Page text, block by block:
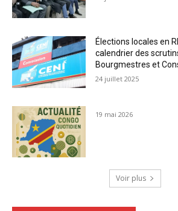
Élections locales en
calendrier des
Bourgmestres et
24 juillet 2025
19 mai 2026
Voir plus